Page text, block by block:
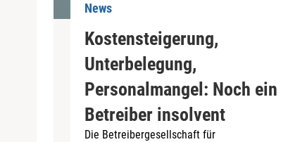
News
Kostensteigerung,
Unterbelegung,
Personalmangel: Noch ein
Betreiber insolvent
Die Betreibergesellschaft für